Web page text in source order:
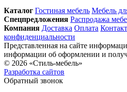
Каталог Гостиная мебель Мебель
Спец­предложения Распродажа
Компания Доставка Оплата
конфиденциальности
Представленная на сайте
информации об оформлении и
© 2026 «Стиль-мебель»
Разработка сайтов
Обратный звонок